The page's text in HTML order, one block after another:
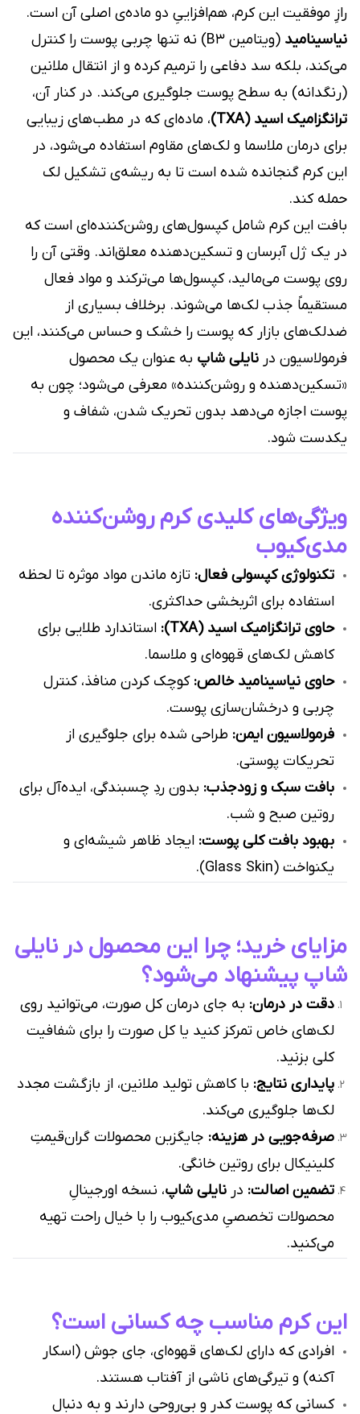
رازِ موفقیت این کرم، هم‌افزاییِ دو ماده‌ی اصلی آن است.
نیاسینامید
(ویتامین B3) نه تنها چربی پوست را کنترل
می‌کند، بلکه سد دفاعی را ترمیم کرده و از انتقال ملانین
(رنگدانه) به سطح پوست جلوگیری می‌کند. در کنار آن،
ترانگزامیک اسید (TXA)
، ماده‌ای که در مطب‌های زیبایی
برای درمان ملاسما و لک‌های مقاوم استفاده می‌شود، در
این کرم گنجانده شده است تا به ریشه‌ی تشکیل لک
حمله کند.
بافت این کرم شامل کپسول‌های روشن‌کننده‌ای است که
در یک ژل آبرسان و تسکین‌دهنده معلق‌اند. وقتی آن را
روی پوست می‌مالید، کپسول‌ها می‌ترکند و مواد فعال
مستقیماً جذب لک‌ها می‌شوند. برخلاف بسیاری از
ضدلک‌های بازار که پوست را خشک و حساس می‌کنند، این
فرمولاسیون در نایلی شاپ به عنوان یک محصول
«تسکین‌دهنده و روشن‌کننده» معرفی می‌شود؛ چون به
پوست اجازه می‌دهد بدون تحریک شدن، شفاف و
یکدست شود.
ویژگی‌های کلیدی کرم روشن‌کننده
مدی‌کیوب
تکنولوژی کپسولی فعال: تازه ماندن مواد موثره تا لحظه
استفاده برای اثربخشی حداکثری.
حاوی ترانگزامیک اسید (TXA):
استاندارد طلایی برای
کاهش لک‌های قهوه‌ای و ملاسما.
حاوی نیاسینامید خالص: کوچک کردن منافذ، کنترل
چربی و درخشان‌سازی پوست.
فرمولاسیون ایمن: طراحی شده برای جلوگیری از
تحریکات پوستی.
بافت سبک و زودجذب: بدون ردِ چسبندگی، ایده‌آل برای
روتین صبح و شب.
بهبود بافت کلی پوست: ایجاد ظاهر شیشه‌ای و
یکنواخت (Glass Skin).
مزایای خرید؛ چرا این محصول در نایلی
شاپ پیشنهاد می‌شود؟
دقت در درمان: به جای درمان کل صورت، می‌توانید روی
لک‌های خاص تمرکز کنید یا کل صورت را برای شفافیت
کلی بزنید.
پایداری نتایج: با کاهش تولید ملانین، از بازگشت مجدد
لک‌ها جلوگیری می‌کند.
صرفه‌جویی در هزینه: جایگزین محصولات گران‌قیمتِ
کلینیکال برای روتین خانگی.
تضمین اصالت: در نایلی شاپ، نسخه اورجینالِ
محصولات تخصصیِ مدی‌کیوب را با خیال راحت تهیه
می‌کنید.
این کرم مناسب چه کسانی است؟
افرادی که دارای لک‌های قهوه‌ای، جای جوش (اسکار
آکنه) و تیرگی‌های ناشی از آفتاب هستند.
کسانی که پوست کدر و بی‌روحی دارند و به دنبال